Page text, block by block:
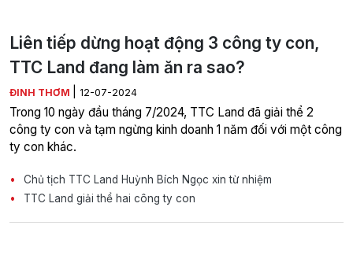
Liên tiếp dừng hoạt động 3 công ty con,
TTC Land đang làm ăn ra sao?
ĐINH THƠM 12-07-2024
Trong 10 ngày đầu tháng 7/2024, TTC Land đã giải thể 2
công ty con và tạm ngừng kinh doanh 1 năm đối với một công
ty con khác.
Chủ tịch TTC Land Huỳnh Bích Ngọc xin từ nhiệm
TTC Land giải thể hai công ty con